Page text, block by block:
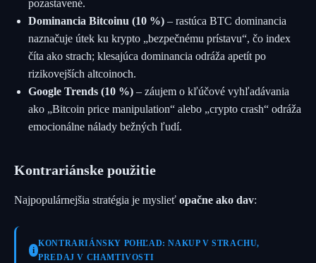
pozastavené.
Dominancia Bitcoinu (10 %) – rastúca BTC dominancia
naznačuje útek ku krypto „bezpečnému prístavu“, čo index
číta ako strach; klesajúca dominancia odráža apetít po
rizikovejších altcoinoch.
Google Trends (10 %) – záujem o kľúčové vyhľadávania
ako „Bitcoin price manipulation“ alebo „crypto crash“ odráža
emocionálne nálady bežných ľudí.
Kontrariánske použitie
Najpopulárnejšia stratégia je myslieť opačne ako dav:
i
KONTRARIÁNSKY POHĽAD: NAKUP V STRACHU,
PREDAJ V CHAMTIVOSTI